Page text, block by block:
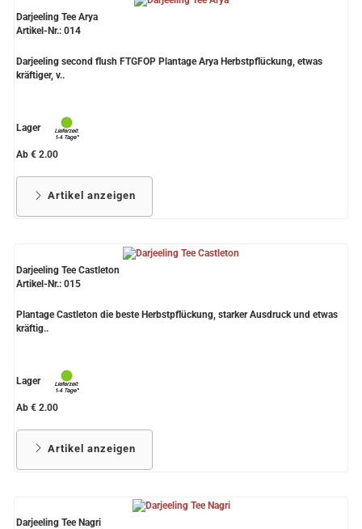
Darjeeling Tee Arya
Artikel-Nr.: 014
Darjeeling second flush FTGFOP Plantage Arya Herbstpflückung, etwas
kräftiger, v..
Lager
Ab € 2.00
Artikel anzeigen
Darjeeling Tee Castleton
Artikel-Nr.: 015
Plantage Castleton die beste Herbstpflückung, starker Ausdruck und etwas
kräftig..
Lager
Ab € 2.00
Artikel anzeigen
Darjeeling Tee Nagri